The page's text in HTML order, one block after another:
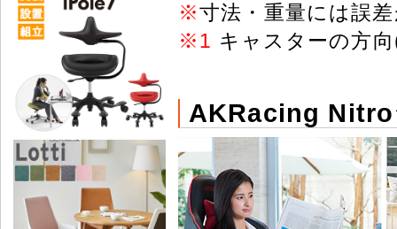
※寸法・重量には誤
※1 キャスターの方
AKRacing Nitro